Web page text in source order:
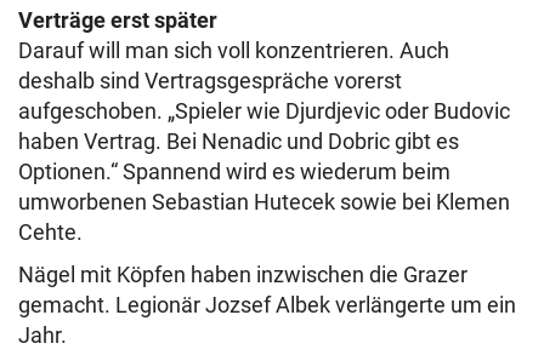
Verträge erst später
Darauf will man sich voll konzentrieren. Auch
deshalb sind Vertragsgespräche vorerst
aufgeschoben. „Spieler wie Djurdjevic oder Budovic
haben Vertrag. Bei Nenadic und Dobric gibt es
Optionen.“ Spannend wird es wiederum beim
umworbenen Sebastian Hutecek sowie bei Klemen
Cehte.
Nägel mit Köpfen haben inzwischen die Grazer
gemacht. Legionär Jozsef Albek verlängerte um ein
Jahr.